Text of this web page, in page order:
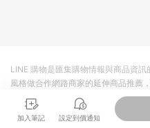
加入筆記 設定到價通知
LINE 購物是匯集購物情報與商品資
風格做合作網路商家的延伸商品推薦
商品至各合作網路商家，確認現售
準。